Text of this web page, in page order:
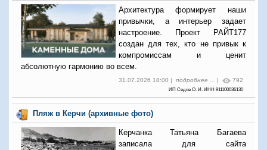
Архитектура формирует наши
привычки, а интерьер задает
настроение. Проект РАЙТ177
создан для тех, кто не привык к
компромиссам и ценит
абсолютную гармонию во всем.
31.07.2026 18:00 | подробнее ... | 792
ИП Седов О. И. ИНН 911100036130
Пляж в Керчи (архивные фото)
Керчанка Татьяна Багаева
записала для сайта